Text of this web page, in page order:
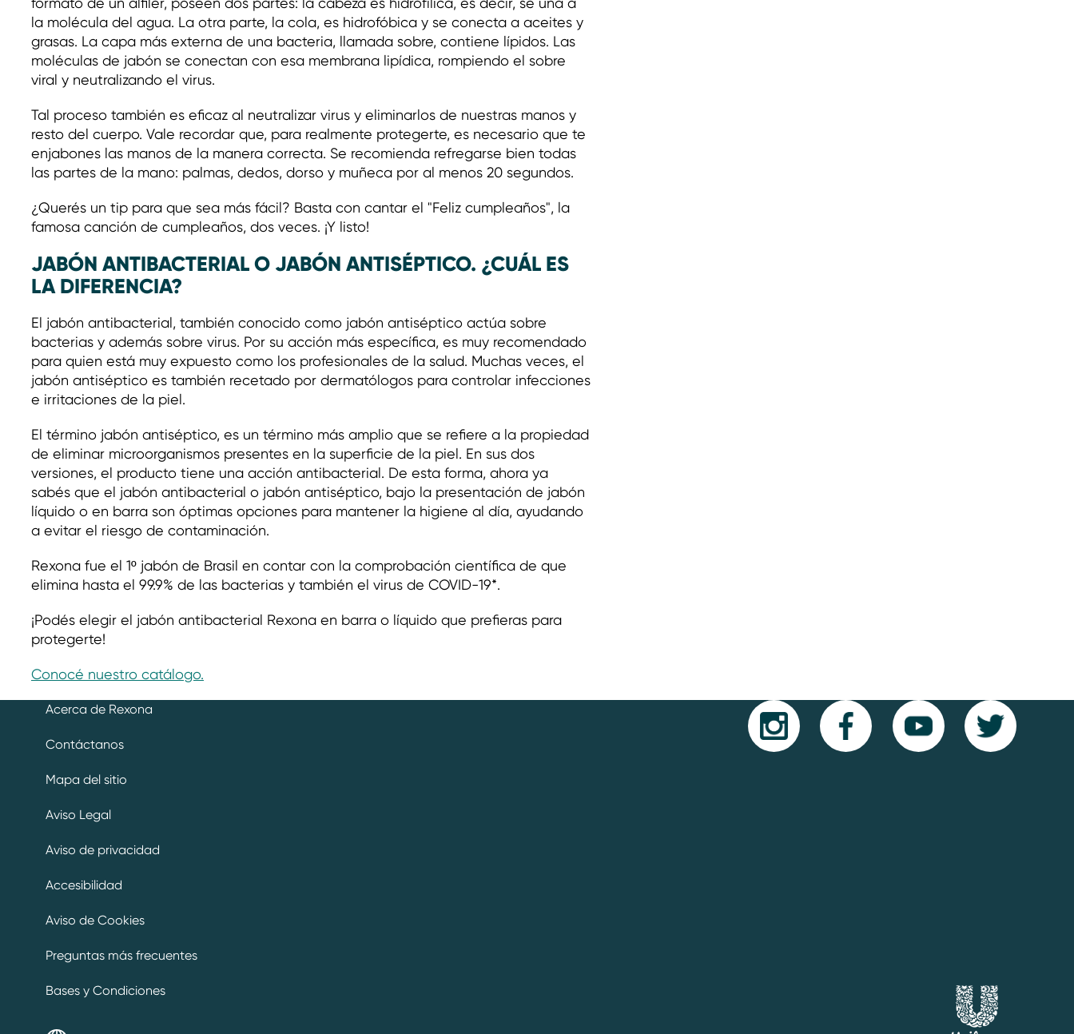
la molécula del agua. La otra parte, la cola, es hidrofóbica y se conecta a aceites y
grasas. La capa más externa de una bacteria, llamada sobre, contiene lípidos. Las
moléculas de jabón se conectan con esa membrana lipídica, rompiendo el sobre
viral y neutralizando el virus.
Tal proceso también es eficaz al neutralizar virus y eliminarlos de nuestras manos y
resto del cuerpo. Vale recordar que, para realmente protegerte, es necesario que te
enjabones las manos de la manera correcta. Se recomienda refregarse bien todas
las partes de la mano: palmas, dedos, dorso y muñeca por al menos 20 segundos.
¿Querés un tip para que sea más fácil? Basta con cantar el "Feliz cumpleaños", la
famosa canción de cumpleaños, dos veces. ¡Y listo!
JABÓN ANTIBACTERIAL O JABÓN ANTISÉPTICO. ¿CUÁL ES
LA DIFERENCIA?
El jabón antibacterial, también conocido como jabón antiséptico actúa sobre
bacterias y además sobre virus. Por su acción más específica, es muy recomendado
para quien está muy expuesto como los profesionales de la salud. Muchas veces, el
jabón antiséptico es también recetado por dermatólogos para controlar infecciones
e irritaciones de la piel.
El término jabón antiséptico, es un término más amplio que se refiere a la propiedad
de eliminar microorganismos presentes en la superficie de la piel. En sus dos
versiones, el producto tiene una acción antibacterial. De esta forma, ahora ya
sabés que el jabón antibacterial o jabón antiséptico, bajo la presentación de jabón
líquido o en barra son óptimas opciones para mantener la higiene al día, ayudando
a evitar el riesgo de contaminación.
Rexona fue el 1º jabón de Brasil en contar con la comprobación científica de que
elimina hasta el 99.9% de las bacterias y también el virus de COVID-19*.
¡Podés elegir el jabón antibacterial Rexona en barra o líquido que prefieras para
protegerte!
Conocé nuestro catálogo.
Acerca de Rexona
Contáctanos
Mapa del sitio
Aviso Legal
Aviso de privacidad
Preferencias de cookies
Accesibilidad
Aviso de Cookies
Preguntas más frecuentes